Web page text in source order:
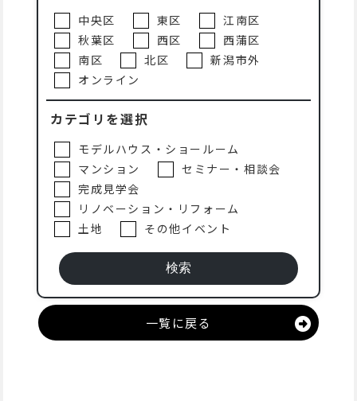
中央区 東区
江南区
秋葉区
西区
西蒲区
南区
北区
新潟市外
オンライン
カテゴリを選択
モデルハウス・ショールーム
マンション
セミナー・相談会
完成見学会
リノベーション・リフォーム
土地
その他イベント
一覧に戻る